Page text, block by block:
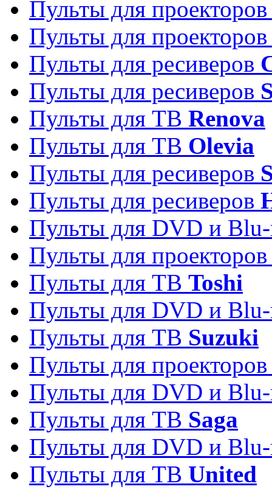
Пульты для
Пульты для
Пульты для ресиверов
Пульты для ресиверов
Пульты для ТВ Renova
Пульты для ТВ Olevia
Пульты для ресиверов
Пульты для ресиверов
Пульты для DVD и
Пульты для
Пульты для ТВ Toshi
Пульты для DVD и
Пульты для ТВ Suzuki
Пульты для
Пульты для DVD и
Пульты для ТВ Saga
Пульты для DVD и
Пульты для ТВ United